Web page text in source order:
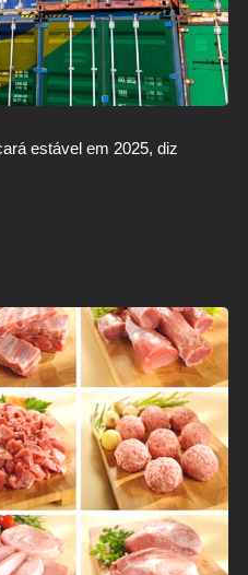
estável em 2025, diz